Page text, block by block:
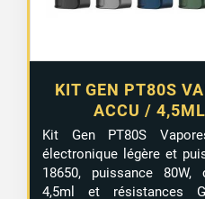
KIT GEN PT80S
ACCU /
Kit Gen PT80S
électronique légère et
18650, puissance 80W,
4,5ml et résistances